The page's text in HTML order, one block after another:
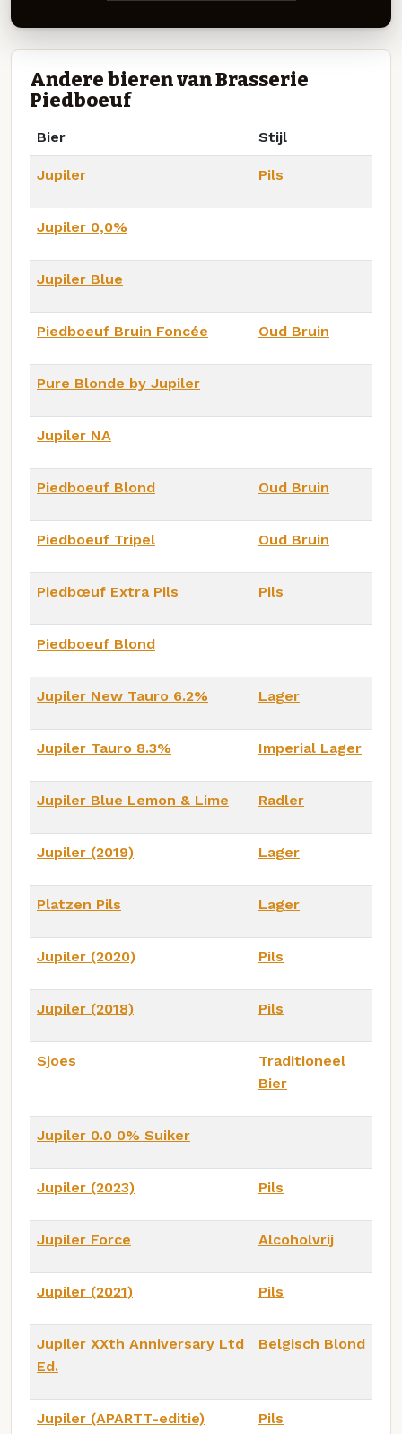
Andere bieren van Brasserie
Piedboeuf
Bier Stijl
Jupiler Pils
Jupiler 0,0%
Jupiler Blue
Piedboeuf Bruin Foncée Oud Bruin
Pure Blonde by Jupiler
Jupiler NA
Piedboeuf Blond Oud Bruin
Piedboeuf Tripel Oud Bruin
Piedbœuf Extra Pils Pils
Piedboeuf Blond
Jupiler New Tauro 6.2% Lager
Jupiler Tauro 8.3% Imperial Lager
Jupiler Blue Lemon & Lime Radler
Jupiler (2019) Lager
Platzen Pils Lager
Jupiler (2020) Pils
Jupiler (2018) Pils
Sjoes
Traditioneel
Bier
Jupiler 0.0 0% Suiker
Jupiler (2023) Pils
Jupiler Force Alcoholvrij
Jupiler (2021) Pils
Jupiler XXth Anniversary Ltd
Ed.
Belgisch Blond
Jupiler (APARTT-editie) Pils